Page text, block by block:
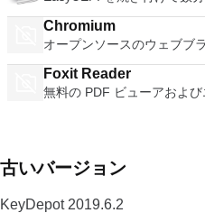
Chromium
オープンソースのウェブブ
Foxit Reader
無料の PDF ビューアおよび
古いバージョン
KeyDepot 2019.6.2